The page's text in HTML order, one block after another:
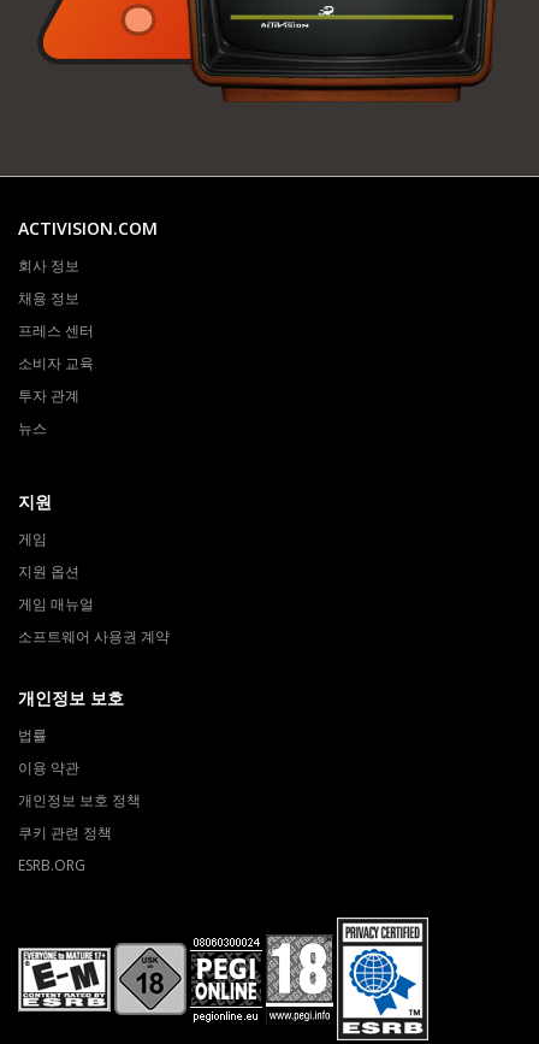
ACTIVISION.COM
회사 정보
채용 정보
프레스 센터
소비자 교육
투자 관계
뉴스
지원
게임
지원 옵션
게임 매뉴얼
소프트웨어 사용권 계약
개인정보 보호
법률
이용 약관
개인정보 보호 정책
쿠키 관련 정책
ESRB.ORG